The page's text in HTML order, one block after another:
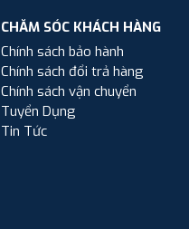
CHĂM SÓC KHÁCH HÀNG
Chính sách bảo hành
Chính sách đổi trả hàng
Chính sách vận chuyển
Tuyển Dụng
Tin Tức